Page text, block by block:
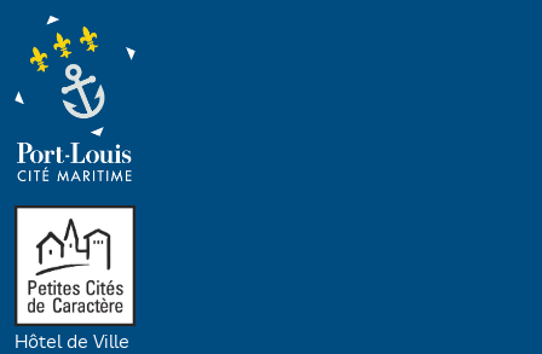
Hôtel de Ville